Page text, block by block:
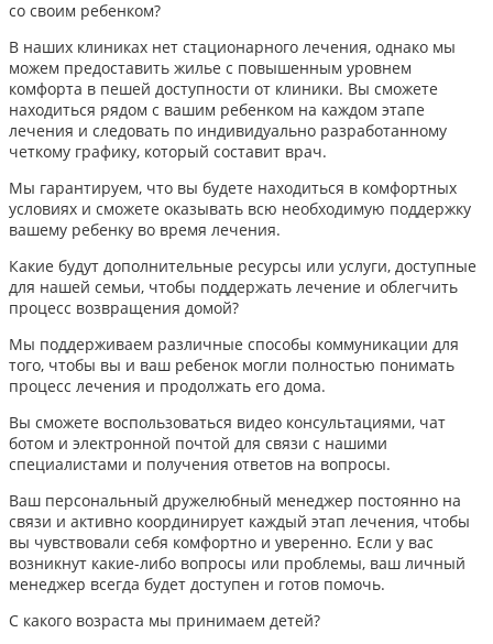
со своим ребенком?
В наших клиниках нет стационарного лечения, однако мы
можем предоставить жилье с повышенным уровнем
комфорта в пешей доступности от клиники. Вы сможете
находиться рядом с вашим ребенком на каждом этапе
лечения и следовать по индивидуально разработанному
четкому графику, который составит врач.
Мы гарантируем, что вы будете находиться в комфортных
условиях и сможете оказывать всю необходимую поддержку
вашему ребенку во время лечения.
Какие будут дополнительные ресурсы или услуги, доступные
для нашей семьи, чтобы поддержать лечение и облегчить
процесс возвращения домой?
Мы поддерживаем различные способы коммуникации для
того, чтобы вы и ваш ребенок могли полностью понимать
процесс лечения и продолжать его дома.
Вы сможете воспользоваться видео консультациями, чат
ботом и электронной почтой для связи с нашими
специалистами и получения ответов на вопросы.
Ваш персональный дружелюбный менеджер постоянно на
связи и активно координирует каждый этап лечения, чтобы
вы чувствовали себя комфортно и уверенно. Если у вас
возникнут какие-либо вопросы или проблемы, ваш личный
менеджер всегда будет доступен и готов помочь.
С какого возраста мы принимаем детей?